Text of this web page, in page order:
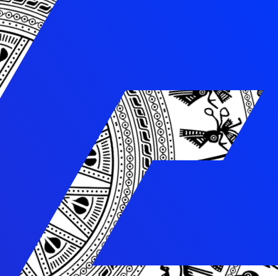
web, mà còn mang lại nhiều lợi ích khác như:
không bị thiếu hay dư từ khi viết bài cho
biết được bạn sử dụng từ khóa nào bao
như cải thiện thứ hạng của website của bạn trên